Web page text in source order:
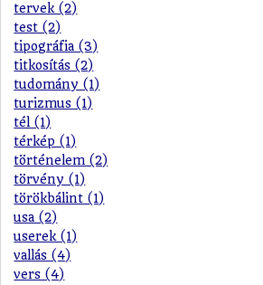
tervek (2)
test (2)
tipográfia (3)
titkosítás (2)
tudomány (1)
turizmus (1)
tél (1)
térkép (1)
történelem (2)
törvény (1)
törökbálint (1)
usa (2)
userek (1)
vallás (4)
vers (4)